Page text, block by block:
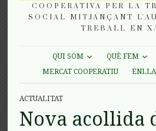
COOPERATIVA PER LA
SOCIAL MITJANÇANT
TREBALL EN
QUI SOM QUÈ FEM
MERCAT COOPERATIU
ACTUALITAT
Nova acollida